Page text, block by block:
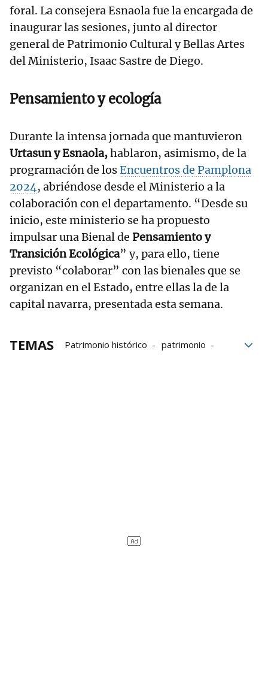
foral. La consejera Esnaola fue la encargada de
inaugurar las sesiones, junto al director
general de Patrimonio Cultural y Bellas Artes
del Ministerio, Isaac Sastre de Diego.
Pensamiento y ecología
Durante la intensa jornada que mantuvieron
Urtasun y Esnaola,hablaron, asimismo, de la
programación de losEncuentros de Pamplona
2024, abriéndose desde el Ministerio a la
colaboración con el departamento. “Desde su
inicio, este ministerio se ha propuesto
impulsar una Bienal de Pensamiento y
Transición Ecológica” y, para ello, tiene
previsto “colaborar” con las bienales que se
organizan en el Estado, entre ellas la de la
capital navarra, presentada esta semana.
TEMAS Patrimonio histórico
patrimonio